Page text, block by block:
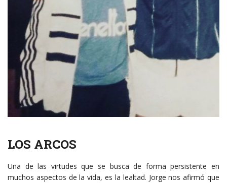
LOS ARCOS
Una de las virtudes que se busca de forma persistente en
muchos aspectos de la vida, es la lealtad. Jorge nos afirmó que